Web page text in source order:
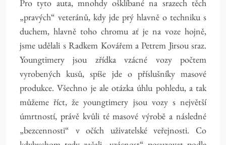
Pro tyto auta, mnohdy ošklíbané na srazech těch
„pravých“ veteránů, kdy jde prý hlavně o techniku s
duchem, hlavně toho chromu ať je na voze hojně,
jsme udělali s Radkem Kovářem a Petrem Jirsou sraz.
Youngtimery jsou zřídka vzácné vozy počtem
vyrobených kusů, spíše jde o příslušníky masové
produkce. Všechno je ale otázka úhlu pohledu, a tak
můžeme říct, že youngtimery jsou vozy s největší
úmrtností, právě kvůli té masové výrobě a následné
„bezcennosti“ v očích uživatelské veřejnosti. Co